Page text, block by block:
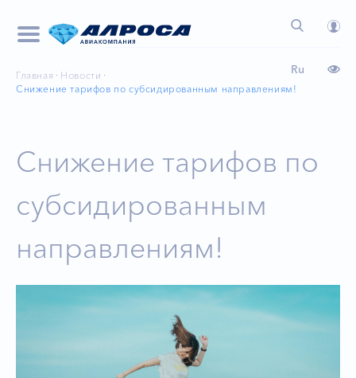
Ru
Главная
Новости
Cнижение тарифов по субсидированным направлениям!
Cнижение тарифов по
субсидированным
направлениям!